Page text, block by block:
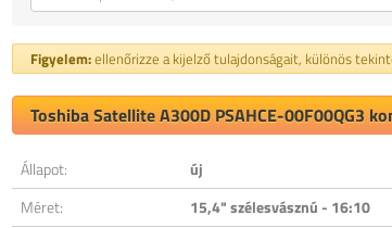
Figyelem:ellenőrizze a kijelző tulajdonságait, különös
Toshiba Satellite A300D PSAHCE-00F00QG3
Állapot:
új
Méret:
15,4" szélesvásznú - 16:10